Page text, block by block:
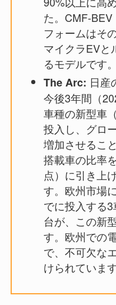
た。CMF-
フォームはそ
マイクラEVと
るモデルです。
The Arc: 日産
今後3年間（
車種の新型車
投入し、グロ
増加させるこ
搭載車の比率
点）に引き上
す。欧州市場
でに投入する
台が、この新
す。欧州での
で、不可欠な
けられています